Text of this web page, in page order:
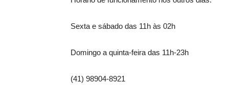
Sexta e sábado das 11h às 02h
Domingo a quinta-feira das 11h-23h
(41) 98904-8921